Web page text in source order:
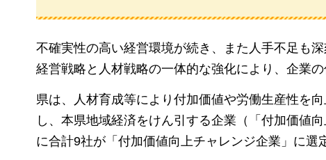
不確実性の高い経営環境が続き、また人手不足も
経営戦略と人材戦略の一体的な強化により、企業
県は、人材育成等により付加価値や労働生産性を
し、本県地域経済をけん引する企業（「付加価値
に合計9社が「付加価値向上チャレンジ企業」に選